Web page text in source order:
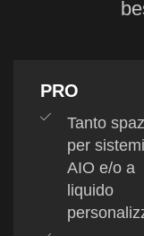
PRO
Tanto
per sistemi
AIO e/o a
liquido